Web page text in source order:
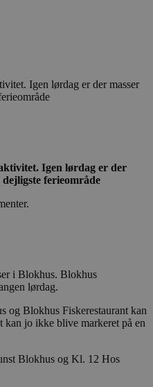
Igen lørdag er der masser
Igen lørdag er der
ferieområde
i Blokhus. Blokhus
lørdag.
og Blokhus Fiskerestaurant kan
kan jo ikke blive markeret på en
Blokhus og Kl. 12 Hos